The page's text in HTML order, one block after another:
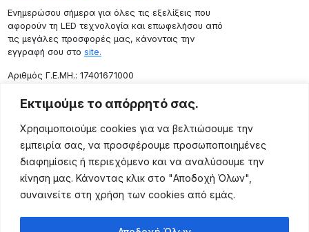
Εκτιμούμε το απόρρητό σας.
Χρησιμοποιούμε cookies για να βελτιώσουμε την
εμπειρία σας, να προσφέρουμε προσωποποιημένες
διαφημίσεις ή περιεχόμενο και να αναλύσουμε την
κίνηση μας. Κάνοντας κλικ στο "Αποδοχή Όλων",
συναινείτε στη χρήση των cookies από εμάς.
Ενημερώσου σήμερα για όλες τις εξελίξεις που
αφορούν τη LED τεχνολογία και επωφελήσου από
τις μεγάλες προσφορές μας, κάνοντας την
εγγραφή σου στο site.
Aριθμός Γ.Ε.ΜΗ.: 17401671000
Επικοινωνία
Ρόδου 133, Αθήνα 10443
(+30) 211 725 5427
sales@lightingexpert.gr
Χρήσιμες Σελίδες